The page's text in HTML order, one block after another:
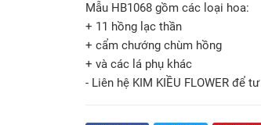
Mẫu HB1068 gồm các loại hoa:
+ 11 hồng lạc thần
+ cẩm chướng chùm hồng
+ và các lá phụ khác
- Liên hệ KIM KIỀU FLOWER để